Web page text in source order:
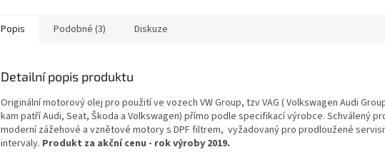
Popis Podobné (3) Diskuze
Detailní popis produktu
Originální motorový olej pro použití ve vozech VW Group, tzv VAG ( Volkswagen Audi
kam patří Audi, Seat, Škoda a Volkswagen) přímo podle specifikací výrobce. Schválený
moderní zážehové a vznětové motory s DPF filtrem, vyžadovaný pro prodloužené
intervaly. Produkt za akční cenu - rok výroby 2019.